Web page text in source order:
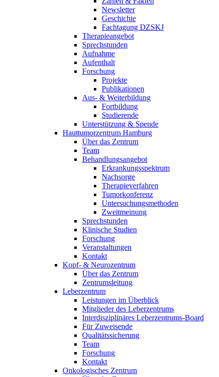
Newsletter
Geschichte
Fachtagung DZSKJ
Therapieangebot
Sprechstunden
Aufnahme
Aufenthalt
Forschung
Projekte
Publikationen
Aus- & Weiterbildung
Fortbildung
Studierende
Unterstützung & Spende
Hauttumorzentrum Hamburg
Über das Zentrum
Team
Behandlungsangebot
Erkrankungsspektrum
Nachsorge
Therapieverfahren
Tumorkonferenz
Untersuchungsmethoden
Zweitmeinung
Sprechstunden
Klinische Studien
Forschung
Veranstaltungen
Kontakt
Kopf- & Neurozentrum
Über das Zentrum
Zentrumsleitung
Leberzentrum
Leistungen im Überblick
Mitglieder des Leberzentrums
Interdisziplinäres Leberzentrums-Board
Für Zuweisende
Qualitätssicherung
Team
Forschung
Kontakt
Onkologisches Zentrum